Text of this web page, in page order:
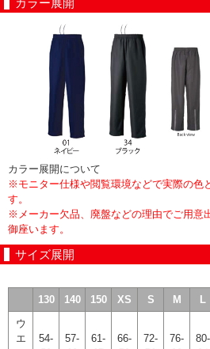
カラー展開
カラー展開について
※モニター仕様や閲覧環境などで実際の色
す。
※メーカー欠品、廃盤などの理由でご用意
御座います。
サイズ展開
130 140 150 XS S M L
ウ
エ
54-
57-
61-
66-
72-
76-
80-